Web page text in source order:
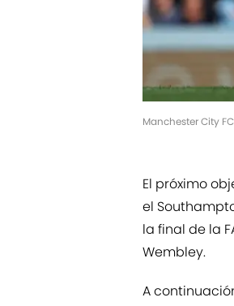
Manchester City
El próximo
el
la final de la
Wembley.
A